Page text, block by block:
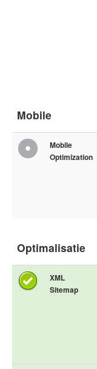
Mobile
Mobile
Optimization
Optimalisatie
XML
Sitemap